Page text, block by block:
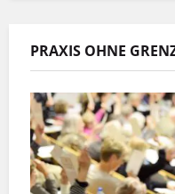
PRAXIS OHNE